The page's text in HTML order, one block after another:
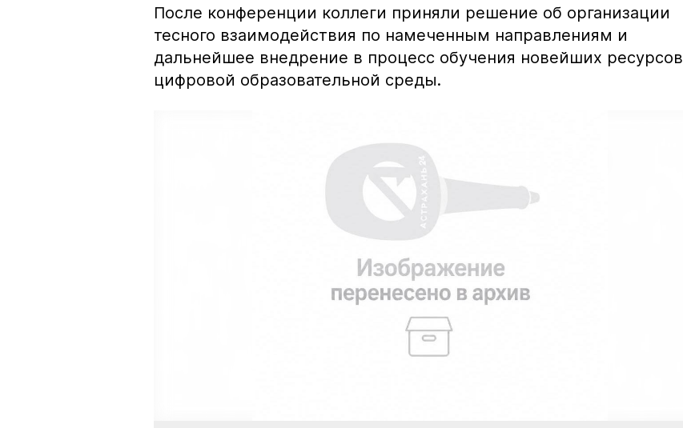
После конференции коллеги приняли решение об организации
тесного взаимодействия по намеченным направлениям и
дальнейшее внедрение в процесс обучения новейших ресурсов
цифровой образовательной среды.